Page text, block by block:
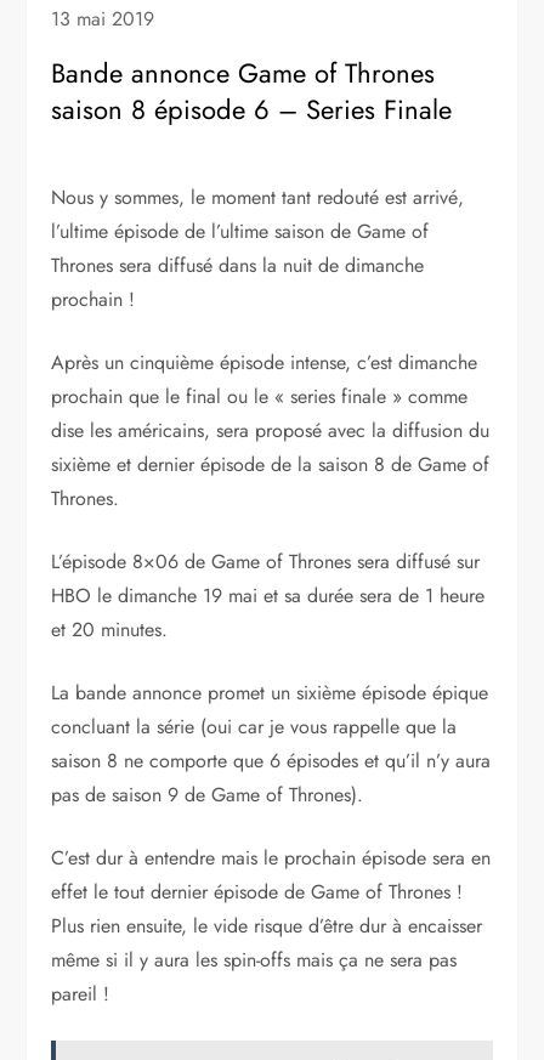
13 mai 2019
Bande annonce Game of Thrones
saison 8 épisode 6 – Series Finale
Nous y sommes, le moment tant redouté est arrivé,
l’ultime épisode de l’ultime saison de Game of
Thrones sera diffusé dans la nuit de dimanche
prochain !
Après un cinquième épisode intense, c’est dimanche
prochain que le final ou le « series finale » comme
dise les américains, sera proposé avec la diffusion du
sixième et dernier épisode de la saison 8 de Game of
Thrones.
L’épisode 8×06 de Game of Thrones sera diffusé sur
HBO le dimanche 19 mai et sa durée sera de 1 heure
et 20 minutes.
La bande annonce promet un sixième épisode épique
concluant la série (oui car je vous rappelle que la
saison 8 ne comporte que 6 épisodes et qu’il n’y aura
pas de saison 9 de Game of Thrones).
C’est dur à entendre mais le prochain épisode sera en
effet le tout dernier épisode de Game of Thrones !
Plus rien ensuite, le vide risque d’être dur à encaisser
même si il y aura les spin-offs mais ça ne sera pas
pareil !